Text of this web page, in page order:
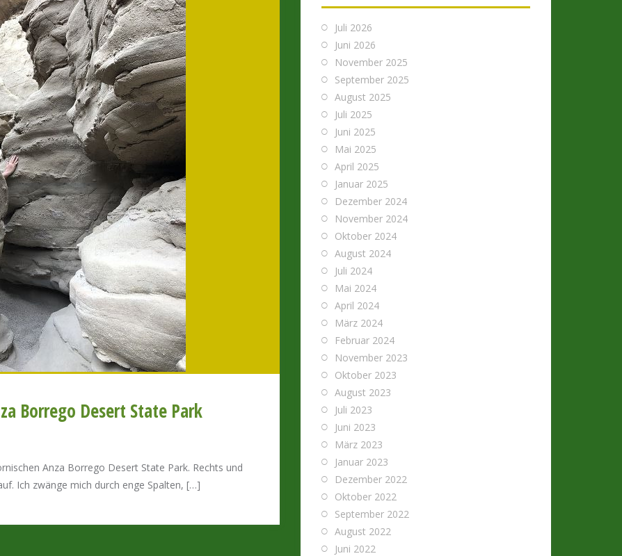
Borrego Desert State Park
Anza Borrego Desert State Park. Rechts und
Ich zwänge mich durch enge Spalten, […]
Juli 2026
Juni 2026
November 2025
September 2025
August 2025
Juli 2025
Juni 2025
Mai 2025
April 2025
Januar 2025
Dezember 2024
November 2024
Oktober 2024
August 2024
Juli 2024
Mai 2024
April 2024
März 2024
Februar 2024
November 2023
Oktober 2023
August 2023
Juli 2023
Juni 2023
März 2023
Januar 2023
Dezember 2022
Oktober 2022
September 2022
August 2022
Juni 2022